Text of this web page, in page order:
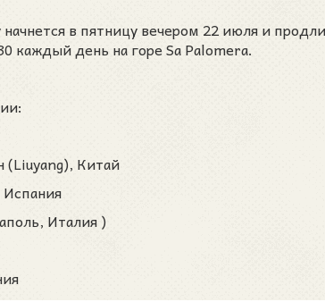
в пятницу вечером 22 июля и
каждый день на горе Sa Palomera.
(Liuyang), Китай
Италия)